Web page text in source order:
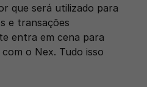
que será utilizado para
e transações
entra em cena para
o Nex. Tudo isso